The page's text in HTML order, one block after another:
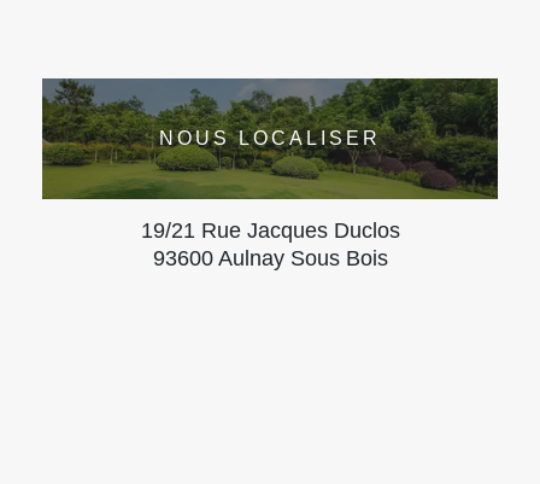
NOUS LOCALISER
19/21 Rue Jacques Duclos
93600 Aulnay Sous Bois